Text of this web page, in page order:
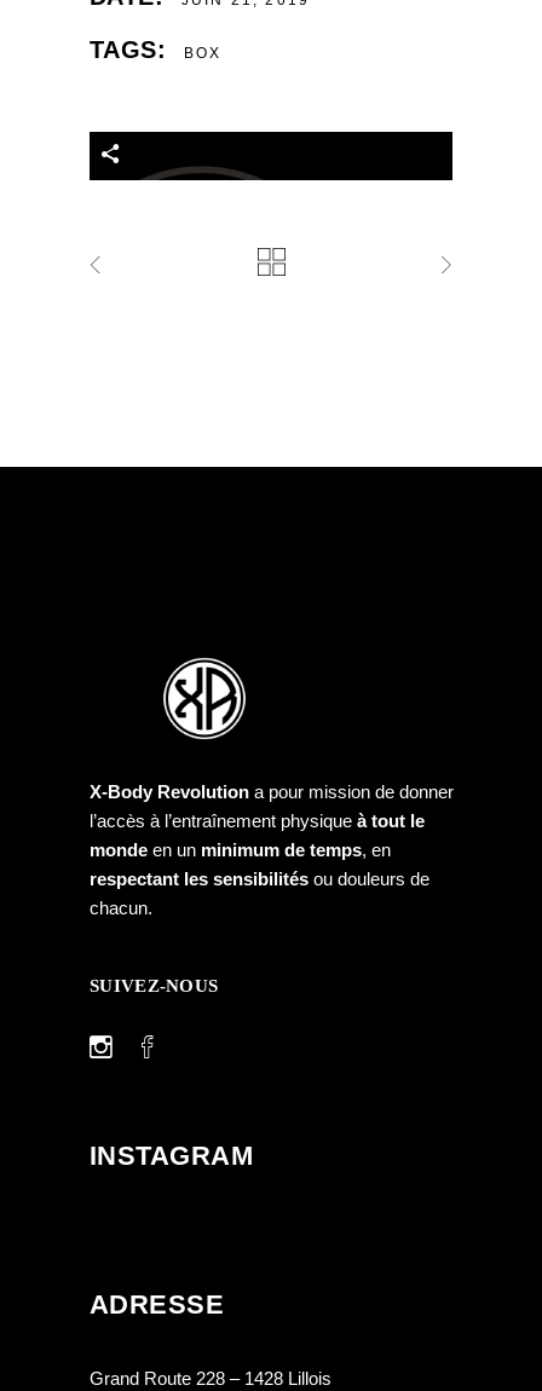
TAGS: BOX
X-Body Revolution a pour mission de donner
l’accès à l’entraînement physique à tout le
monde en un minimum de temps, en
respectant les sensibilités ou douleurs de
chacun.
SUIVEZ-NOUS
INSTAGRAM
ADRESSE
Grand Route 228 – 1428 Lillois